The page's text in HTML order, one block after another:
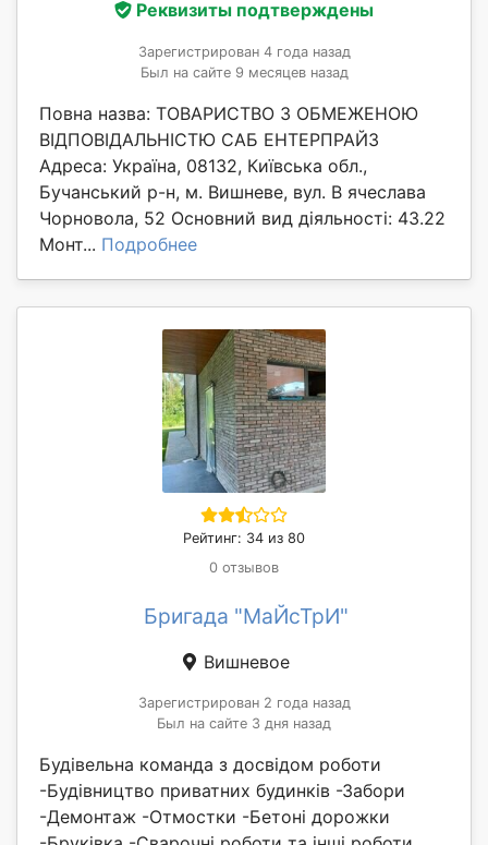
Реквизиты подтверждены
Зарегистрирован 4 года назад
Был на сайте 9 месяцев назад
Повна назва: ТОВАРИСТВО З ОБМЕЖЕНОЮ
ВІДПОВІДАЛЬНІСТЮ САБ ЕНТЕРПРАЙЗ
Адреса: Україна, 08132, Київська обл.,
Бучанський р-н, м. Вишневе, вул. В ячеслава
Чорновола, 52 Основний вид діяльності: 43.22
Монт... Подробнее
Рейтинг: 34 из 80
0 отзывов
Бригада "МаЙсТрИ"
Вишневое
Зарегистрирован 2 года назад
Был на сайте 3 дня назад
Будівельна команда з досвідом роботи
-Будівництво приватних будинків -Забори
-Демонтаж -Отмостки -Бетоні дорожки